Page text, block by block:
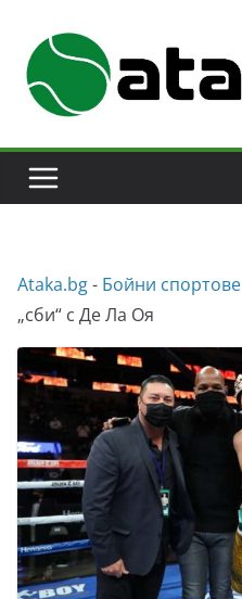
content
Аtaka.bg- Бойни спортове
„сби“ с Де Ла Оя